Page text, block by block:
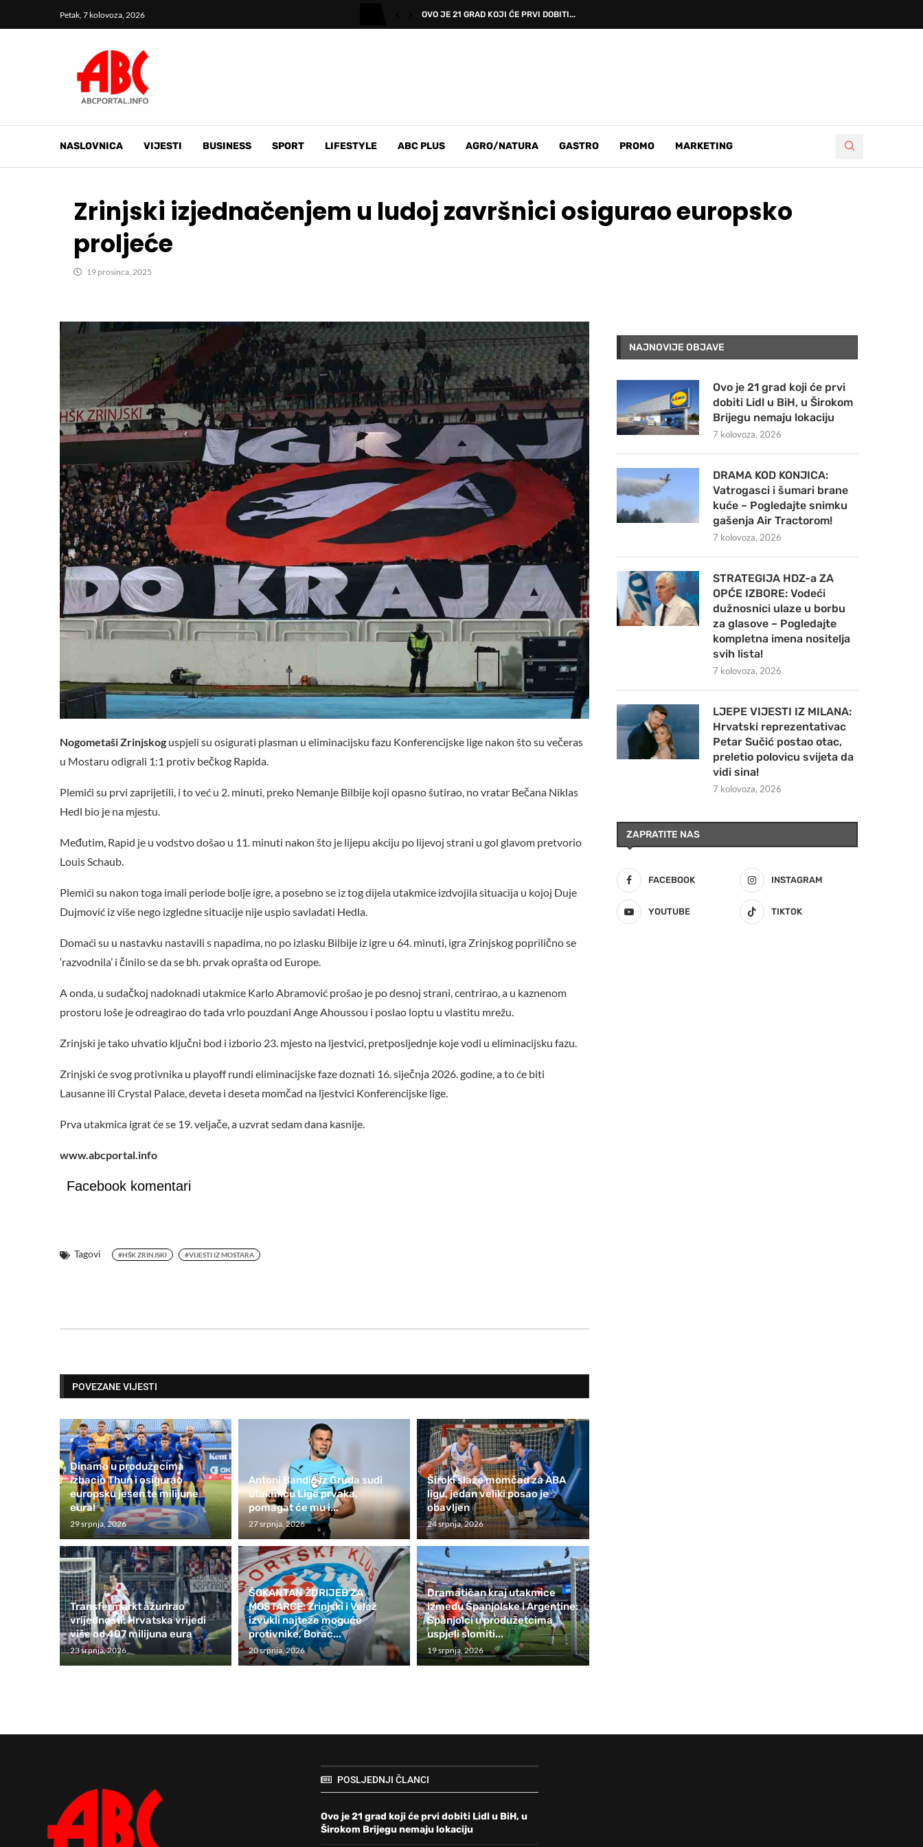
Petak, 7 kolovoza, 2026 OVO JE 21 GRAD KOJI ĆE PRVI DOBITI...
NASLOVNICA VIJESTI BUSINESS SPORT LIFESTYLE ABC PLUS AGRO/NATURA GASTRO PROMO MARKETING
Zrinjski izjednačenjem u ludoj završnici osigurao europsko
proljeće
19 prosinca, 2025
Nogometaši Zrinjskog uspjeli su osigurati plasman u eliminacijsku fazu Konferencijske lige nakon što su večeras
u Mostaru odigrali 1:1 protiv bečkog Rapida.
Plemići su prvi zaprijetili, i to već u 2. minuti, preko Nemanje Bilbije koji opasno šutirao, no vratar Bečana Niklas
Hedl bio je na mjestu.
Međutim, Rapid je u vodstvo došao u 11. minuti nakon što je lijepu akciju po lijevoj strani u gol glavom pretvorio
Louis Schaub.
Plemići su nakon toga imali periode bolje igre, a posebno se iz tog dijela utakmice izdvojila situacija u kojoj Duje
Dujmović iz više nego izgledne situacije nije uspio savladati Hedla.
Domaći su u nastavku nastavili s napadima, no po izlasku Bilbije iz igre u 64. minuti, igra Zrinjskog poprilično se
‘razvodnila’ i činilo se da se bh. prvak oprašta od Europe.
A onda, u sudačkoj nadoknadi utakmice Karlo Abramović prošao je po desnoj strani, centrirao, a u kaznenom
prostoru loše je odreagirao do tada vrlo pouzdani Ange Ahoussou i poslao loptu u vlastitu mrežu.
Zrinjski je tako uhvatio ključni bod i izborio 23. mjesto na ljestvici, pretposljednje koje vodi u eliminacijsku fazu.
Zrinjski će svog protivnika u playoff rundi eliminacijske faze doznati 16. siječnja 2026. godine, a to će biti
Lausanne ili Crystal Palace, deveta i deseta momčad na ljestvici Konferencijske lige.
Prva utakmica igrat će se 19. veljače, a uzvrat sedam dana kasnije.
www.abcportal.info
Facebook komentari
Tagovi #HŠK ZRINJSKI #VIJESTI IZ MOSTARA
POVEZANE VIJESTI
Dinamo u produžecima
izbacio Thun i osigurao
europsku jesen te milijune
eura!
29 srpnja, 2026
Antoni Bandić iz Gruda sudi
utakmicu Lige prvaka,
pomagat će mu i...
27 srpnja, 2026
Široki slaže momčad za ABA
ligu, jedan veliki posao je
obavljen
24 srpnja, 2026
Transfermarkt ažurirao
vrijednosti: Hrvatska vrijedi
više od 407 milijuna eura
23 srpnja, 2026
ŠOKANTAN ŽDRIJEB ZA
MOSTARCE: Zrinjski i Velež
izvukli najteže moguće
protivnike, Borac...
20 srpnja, 2026
Dramatičan kraj utakmice
između Španjolske i Argentine:
Španjolci u produžetcima
uspjeli slomiti...
19 srpnja, 2026
NAJNOVIJE OBJAVE
Ovo je 21 grad koji će prvi
dobiti Lidl u BiH, u Širokom
Brijegu nemaju lokaciju
7 kolovoza, 2026
DRAMA KOD KONJICA:
Vatrogasci i šumari brane
kuće – Pogledajte snimku
gašenja Air Tractorom!
7 kolovoza, 2026
STRATEGIJA HDZ-a ZA
OPĆE IZBORE: Vodeći
dužnosnici ulaze u borbu
za glasove – Pogledajte
kompletna imena nositelja
svih lista!
7 kolovoza, 2026
LJEPE VIJESTI IZ MILANA:
Hrvatski reprezentativac
Petar Sučić postao otac,
preletio polovicu svijeta da
vidi sina!
7 kolovoza, 2026
ZAPRATITE NAS
FACEBOOK INSTAGRAM
YOUTUBE TIKTOK
POSLJEDNJI ČLANCI
Ovo je 21 grad koji će prvi dobiti Lidl u BiH, u
Širokom Brijegu nemaju lokaciju